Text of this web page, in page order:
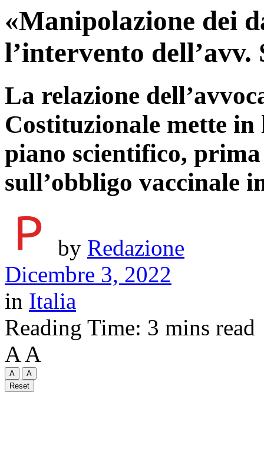
«Manipolazione dei
l’intervento
La relazione
Costituzionale mette
piano scientifico,
sull’obbligo vaccinale
by Redazione
Dicembre 3, 2022
in Italia
Reading Time: 3 mins read
A A
A
A
Reset